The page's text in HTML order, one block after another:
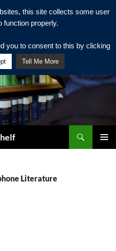
Literature
this site collects some user
function properly.
you to consent to this by clicking
Tell Me More